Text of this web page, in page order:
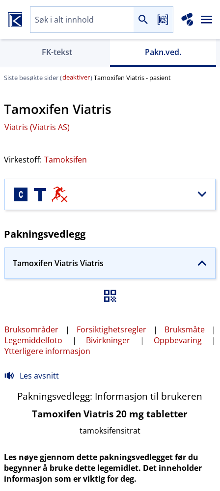
FK-tekst Pakn.ved.
Siste besøkte sider (deaktiver)Tamoxifen Viatris - pasient
Tamoxifen Viatris
Viatris (Viatris AS)
Virkestoff: Tamoksifen
Pakningsvedlegg
Tamoxifen Viatris Viatris
Bruksområder | Forsiktighetsregler | Bruksmåte |
Legemiddelfoto | Bivirkninger | Oppbevaring |
Ytterligere informasjon
Les avsnitt
Pakningsvedlegg: Informasjon til brukeren
Tamoxifen Viatris 20 mg tabletter
tamoksifensitrat
Les nøye gjennom dette pakningsvedlegget før du
begynner å bruke dette legemidlet. Det inneholder
informasjon som er viktig for deg.